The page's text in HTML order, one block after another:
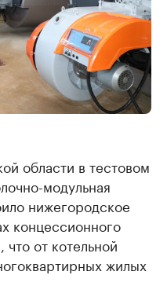
области в тестовом
модульная
нижегородское
концессионного
от котельной
жилых